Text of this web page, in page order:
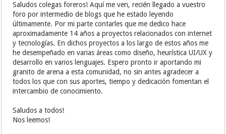
Saludos colegas foreros! Aquí me ven, recién llegado a vuestro
foro por intermedio de blogs que he estado leyendo
últimamente. Por mi parte contarles que me dedico hace
aproximadamente 14 años a proyectos relacionados con internet
y tecnologías. En dichos proyectos a los largo de estos años me
he desempeñado en varias áreas como diseño, heurística UI/UX y
desarrollo en varios lenguajes. Espero pronto ir aportando mi
granito de arena a esta comunidad, no sin antes agradecer a
todos los que con sus aportes, tiempo y dedicación fomentan el
intercambio de conocimiento.
Saludos a todos!
Nos leemos!